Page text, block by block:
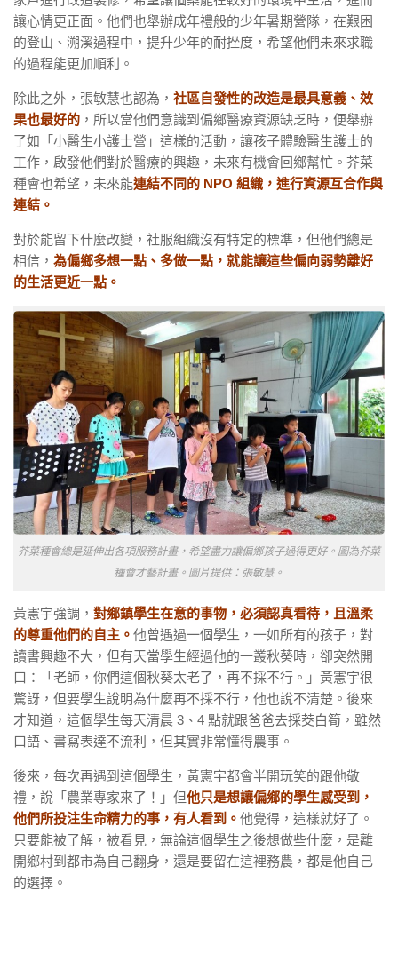
讓心情更正面。他們也舉辦成年禮般的少年暑期營隊，在艱困
的登山、溯溪過程中，提升少年的耐挫度，希望他們未來求職
的過程能更加順利。
除此之外，張敏慧也認為， 社區自發性的改造是最具意義、效
果也最好的 ，所以當他們意識到偏鄉醫療資源缺乏時，便舉辦
了如「小醫生小護士營」這樣的活動，讓孩子體驗醫生護士的
工作，啟發他們對於醫療的興趣，未來有機會回鄉幫忙。芥菜
種會也希望，未來能連結不同的 NPO 組織，進行資源互合作與
連結。
對於能留下什麼改變，社服組織沒有特定的標準，但他們總是
相信， 為偏鄉多想一點、多做一點，就能讓這些偏向弱勢離好
的生活更近一點。
芥菜種會總是延伸出各項服務計畫，希望盡力讓偏鄉孩子過得更好。圖為芥菜
種會才藝計畫。圖片提供：張敏慧。
黃憲宇強調， 對鄉鎮學生在意的事物，必須認真看待，且溫柔
的尊重他們的自主。 他曾遇過一個學生，一如所有的孩子，對
讀書興趣不大，但有天當學生經過他的一叢秋葵時，卻突然開
口：「老師，你們這個秋葵太老了，再不採不行。」黃憲宇很
驚訝，但要學生說明為什麼再不採不行，他也說不清楚。後來
才知道，這個學生每天清晨 3、4 點就跟爸爸去採茭白筍，雖然
口語、書寫表達不流利，但其實非常懂得農事。
後來，每次再遇到這個學生，黃憲宇都會半開玩笑的跟他敬
禮，說「農業專家來了！」但他只是想讓偏鄉的學生感受到，
他們所投注生命精力的事，有人看到。 他覺得，這樣就好了。
只要能被了解，被看見，無論這個學生之後想做些什麼，是離
開鄉村到都市為自己翻身，還是要留在這裡務農，都是他自己
的選擇。